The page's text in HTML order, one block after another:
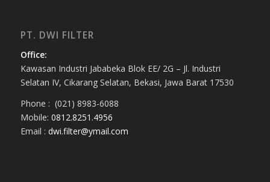
PT. DWI FILTER
Office:
Kawasan Industri Jababeka Blok EE/ 2G – Jl. Industri
Selatan IV, Cikarang Selatan, Bekasi, Jawa Barat 17530
Phone : (021) 8983-6088
Mobile: 0812.8251.4956
Email : dwi.filter@ymail.com